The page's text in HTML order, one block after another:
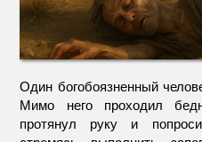
Один богобоязненный
Мимо него проходил
протянул руку и